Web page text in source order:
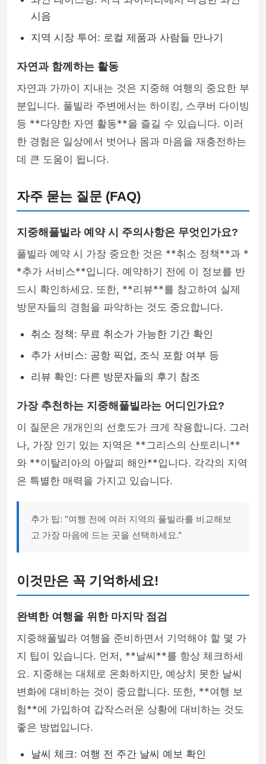
시음
지역 시장 투어: 로컬 제품과 사람들 만나기
자연과 함께하는 활동
자연과 가까이 지내는 것은 지중해 여행의 중요한 부
분입니다. 풀빌라 주변에서는 하이킹, 스쿠버 다이빙
등 **다양한 자연 활동**을 즐길 수 있습니다. 이러
한 경험은 일상에서 벗어나 몸과 마음을 재충전하는
데 큰 도움이 됩니다.
자주 묻는 질문 (FAQ)
지중해풀빌라 예약 시 주의사항은 무엇인가요?
풀빌라 예약 시 가장 중요한 것은 **취소 정책**과 *
*추가 서비스**입니다. 예약하기 전에 이 정보를 반
드시 확인하세요. 또한, **리뷰**를 참고하여 실제
방문자들의 경험을 파악하는 것도 중요합니다.
취소 정책: 무료 취소가 가능한 기간 확인
추가 서비스: 공항 픽업, 조식 포함 여부 등
리뷰 확인: 다른 방문자들의 후기 참조
가장 추천하는 지중해풀빌라는 어디인가요?
이 질문은 개개인의 선호도가 크게 작용합니다. 그러
나, 가장 인기 있는 지역은 **그리스의 산토리니**
와 **이탈리아의 아말피 해안**입니다. 각각의 지역
은 특별한 매력을 가지고 있습니다.
추가 팁: "여행 전에 여러 지역의 풀빌라를 비교해보
고 가장 마음에 드는 곳을 선택하세요."
이것만은 꼭 기억하세요!
완벽한 여행을 위한 마지막 점검
지중해풀빌라 여행을 준비하면서 기억해야 할 몇 가
지 팁이 있습니다. 먼저, **날씨**를 항상 체크하세
요. 지중해는 대체로 온화하지만, 예상치 못한 날씨
변화에 대비하는 것이 중요합니다. 또한, **여행 보
험**에 가입하여 갑작스러운 상황에 대비하는 것도
좋은 방법입니다.
날씨 체크: 여행 전 주간 날씨 예보 확인